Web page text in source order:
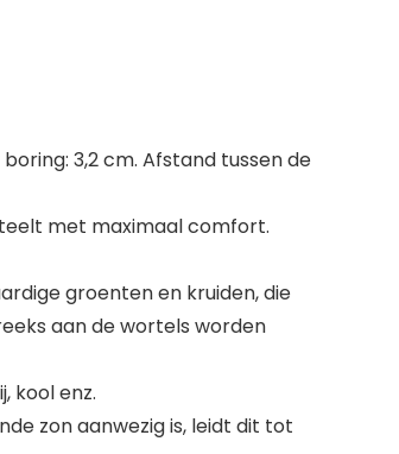
3,2 cm. Afstand tussen de
met maximaal comfort.
groenten en kruiden, die
aan de wortels worden
kool enz.
zon aanwezig is, leidt dit tot